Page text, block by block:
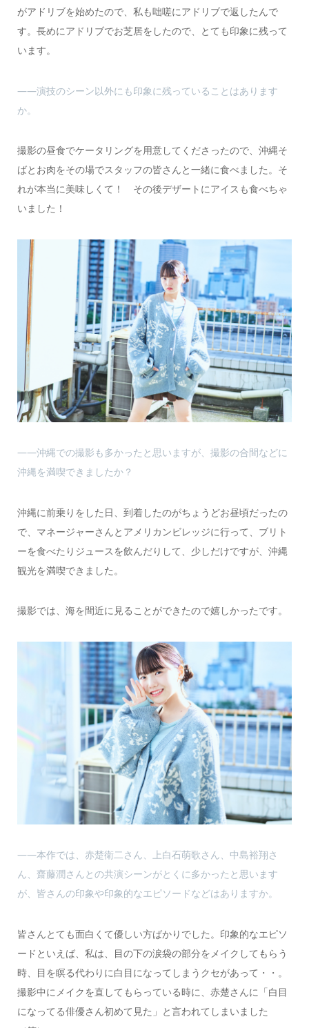
がアドリブを始めたので、私も咄嗟にアドリブで返したんで
す。長めにアドリブでお芝居をしたので、とても印象に残って
います。
――演技のシーン以外にも印象に残っていることはあります
か。
撮影の昼食でケータリングを用意してくださったので、沖縄そ
ばとお肉をその場でスタッフの皆さんと一緒に食べました。そ
れが本当に美味しくて！ その後デザートにアイスも食べちゃ
いました！
――沖縄での撮影も多かったと思いますが、撮影の合間などに
沖縄を満喫できましたか？
沖縄に前乗りをした日、到着したのがちょうどお昼頃だったの
で、マネージャーさんとアメリカンビレッジに行って、ブリト
ーを食べたりジュースを飲んだりして、少しだけですが、沖縄
観光を満喫できました。
撮影では、海を間近に見ることができたので嬉しかったです。
――本作では、赤楚衛二さん、上白石萌歌さん、中島裕翔さ
ん、齋藤潤さんとの共演シーンがとくに多かったと思います
が、皆さんの印象や印象的なエピソードなどはありますか。
皆さんとても面白くて優しい方ばかりでした。印象的なエピソ
ードといえば、私は、目の下の涙袋の部分をメイクしてもらう
時、目を瞑る代わりに白目になってしまうクセがあって・・。
撮影中にメイクを直してもらっている時に、赤楚さんに「白目
になってる俳優さん初めて見た」と言われてしまいました